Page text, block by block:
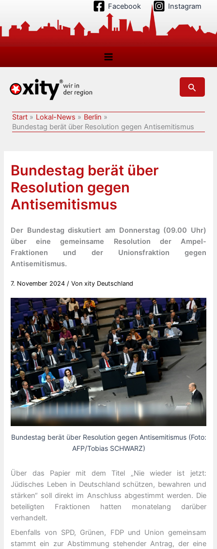
springen
Facebook Instagram
Suchen
Start Lokal-News
Berlin
Bundestag berät über Resolution gegen Antisemitismus
Bundestag berät über
Resolution gegen
Antisemitismus
Der Bundestag diskutiert am Donnerstag (09.00 Uhr)
über eine gemeinsame Resolution der Ampel-
Fraktionen und der Unionsfraktion gegen
Antisemitismus.
7. November 2024 / Vonxity Deutschland
Bundestag berät über Resolution gegen Antisemitismus (Foto:
AFP/Tobias SCHWARZ)
Über das Papier mit dem Titel „Nie wieder ist jetzt:
Jüdisches Leben in Deutschland schützen, bewahren und
stärken“ soll direkt im Anschluss abgestimmt werden. Die
beteiligten Fraktionen hatten monatelang darüber
verhandelt.
Ebenfalls von SPD, Grünen, FDP und Union gemeinsam
stammt ein zur Abstimmung stehender Antrag, der eine